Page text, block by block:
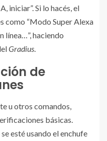
iniciar”. Si lo hacés, el
como “Modo Super Alexa
línea…”, haciendo
Gradius
de
u otros comandos,
básicas.
esté usando el enchufe